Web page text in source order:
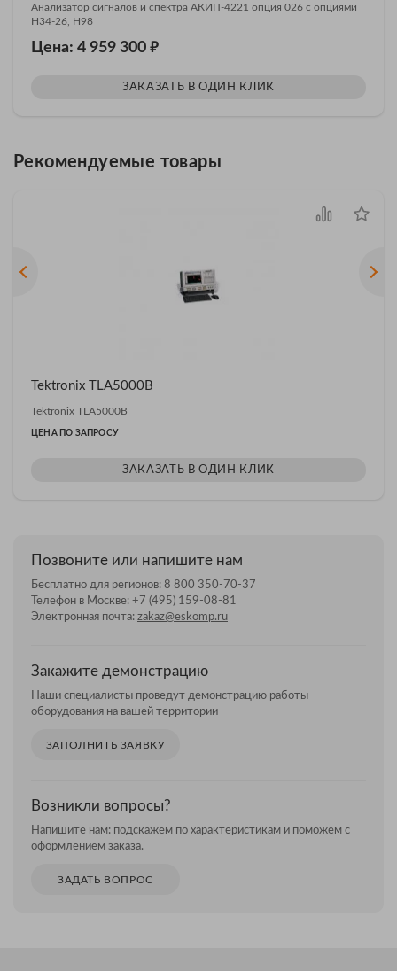
Анализатор сигналов и спектра АКИП-4221 опция 026 с опциями
H34-26, H98
Цена: 4 959 300 ₽
ЗАКАЗАТЬ В ОДИН КЛИК
Рекомендуемые товары
Tektronix TLA5000B
Tektronix TLA5000B
ЦЕНА ПО ЗАПРОСУ
ЗАКАЗАТЬ В ОДИН КЛИК
Позвоните или напишите нам
Бесплатно для регионов: 8 800 350-70-37
Телефон в Москве: +7 (495) 159-08-81
Электронная почта: zakaz@eskomp.ru
Закажите демонстрацию
Наши специалисты проведут демонстрацию работы
оборудования на вашей территории
ЗАПОЛНИТЬ ЗАЯВКУ
Возникли вопросы?
Напишите нам: подскажем по характеристикам и поможем с
оформлением заказа.
ЗАДАТЬ ВОПРОС